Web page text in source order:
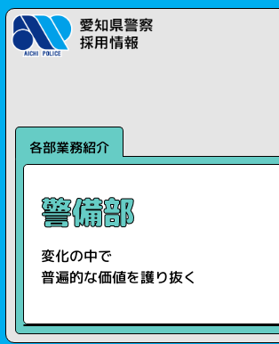
各部業務紹介
警備部
変化の中で
普遍的な価値を護り抜く